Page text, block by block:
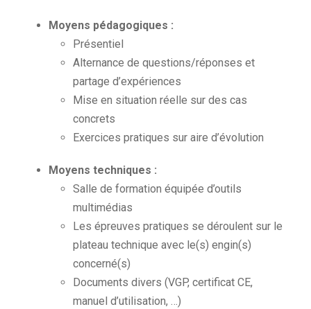
Moyens pédagogiques :
Présentiel
Alternance de questions/réponses et
partage d’expériences
Mise en situation réelle sur des cas
concrets
Exercices pratiques sur aire d’évolution
Moyens techniques :
Salle de formation équipée d’outils
multimédias
Les épreuves pratiques se déroulent sur le
plateau technique avec le(s) engin(s)
concerné(s)
Documents divers (VGP, certificat CE,
manuel d’utilisation, …)